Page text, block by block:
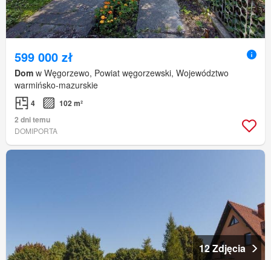
599 000 zł
Dom w Węgorzewo, Powiat węgorzewski, Województwo
warmińsko-mazurskie
4
102 m²
2 dni temu
DOMIPORTA
12 Zdjęcia